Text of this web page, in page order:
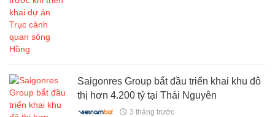
Saigonres Group bắt đầu triển khai khu đô
thị hơn 4.200 tỷ tại Thái Nguyên
3 tháng trước